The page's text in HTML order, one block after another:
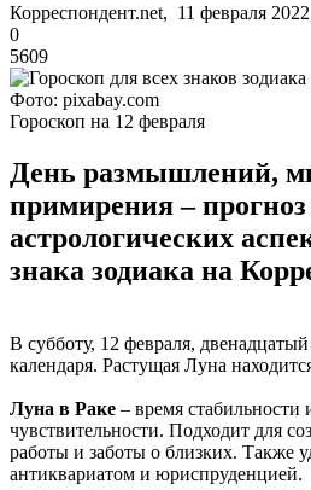
Корреспондент.net, 11 февраля
0
5609
Фото: pixabay.com
Гороскоп на 12 февраля
День размышлений,
примирения –
астрологических
знака зодиака на
В субботу, 12 февраля,
календаря. Растущая Луна
Луна в Раке – время стабильности
чувствительности. Подходит для
работы и заботы о близких. Также
антиквариатом и юриспруденцией.